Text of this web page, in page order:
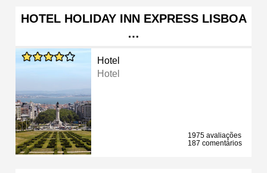
HOTEL HOLIDAY INN EXPRESS LISBOA
…
Hotel
Hotel
1975 avaliações
187 comentários